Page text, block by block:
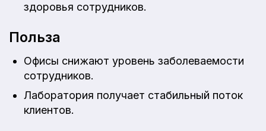
здоровья сотрудников.
Польза
Офисы снижают уровень заболеваемости
сотрудников.
Лаборатория получает стабильный поток
клиентов.